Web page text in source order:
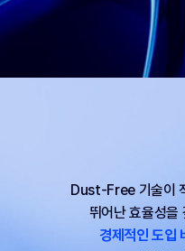
Dust-Free 기술이
뛰어난 효율성을
경제적인 도입